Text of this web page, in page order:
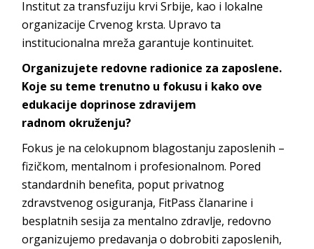
Institut za transfuziju krvi Srbije, kao i lokalne
organizacije Crvenog krsta. Upravo ta
institucionalna mreža garantuje kontinuitet.
Organizujete redovne radionice za zaposlene.
Koje su teme trenutno u fokusu i kako ove
edukacije doprinose zdravijem
radnom okruženju?
Fokus je na celokupnom blagostanju zaposlenih –
fizičkom, mentalnom i profesionalnom. Pored
standardnih benefita, poput privatnog
zdravstvenog osiguranja, FitPass članarine i
besplatnih sesija za mentalno zdravlje, redovno
organizujemo predavanja o dobrobiti zaposlenih,